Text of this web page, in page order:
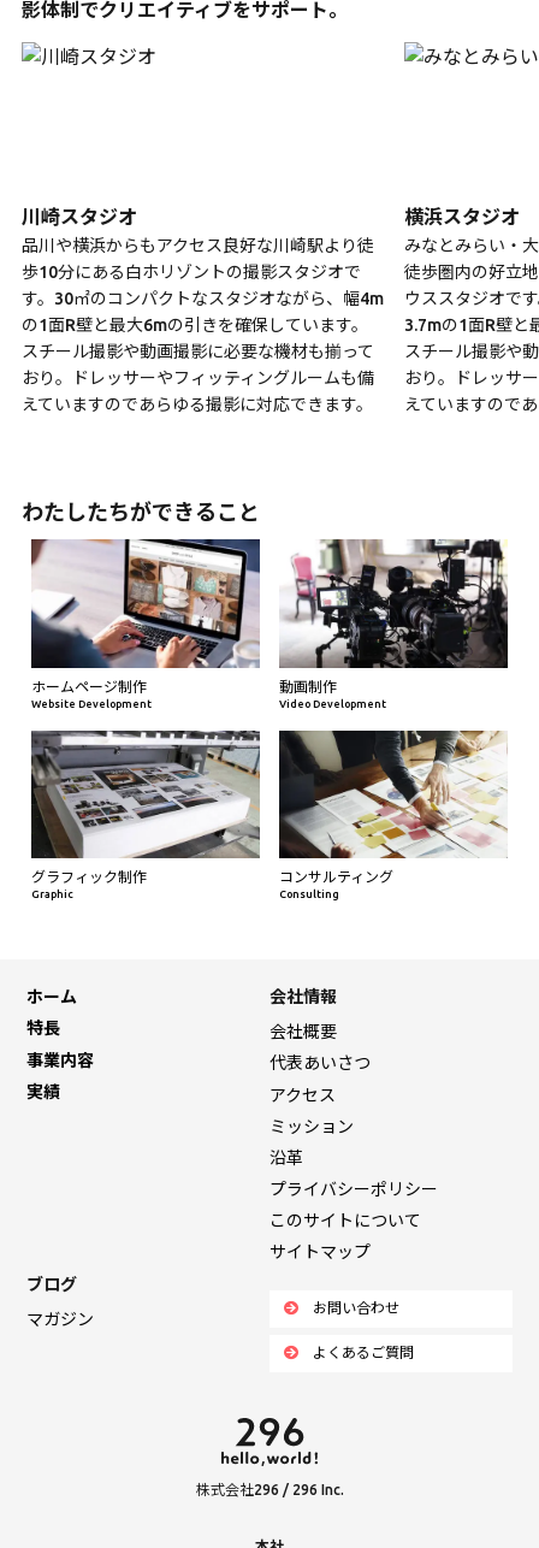
影体制でクリエイティブをサポート。
川崎スタジオ
品川や横浜からもアクセス良好な川崎駅より徒
歩10分にある白ホリゾントの撮影スタジオで
す。30㎡のコンパクトなスタジオながら、幅4m
の1面R壁と最大6mの引きを確保しています。
スチール撮影や動画撮影に必要な機材も揃って
おり。ドレッサーやフィッティングルームも備
えていますのであらゆる撮影に対応できます。
横浜スタジオ
みなとみらい・
徒歩圏内の好立
ウススタジオで
3.7mの1面R壁と
スチール撮影や
おり。ドレッサ
えていますので
わたしたちができること
ホームページ制作
Website Development
動画制作
Video Development
グラフィック制作
Graphic
コンサルティング
Consulting
ホーム
特長
事業内容
実績
会社情報
会社概要
代表あいさつ
アクセス
ミッション
沿革
プライバシーポリシー
このサイトについて
サイトマップ
ブログ
マガジン
お問い合わせ
よくあるご質問
株式会社296 / 296 Inc.